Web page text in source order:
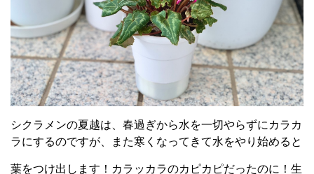
シクラメンの夏越は、春過ぎから水を一切やらずにカラカ
ラにするのですが、また寒くなってきて水をやり始めると
葉をつけ出します！カラッカラのカピカピだったのに！生